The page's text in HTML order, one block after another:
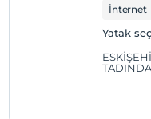
İnternet
Yatak